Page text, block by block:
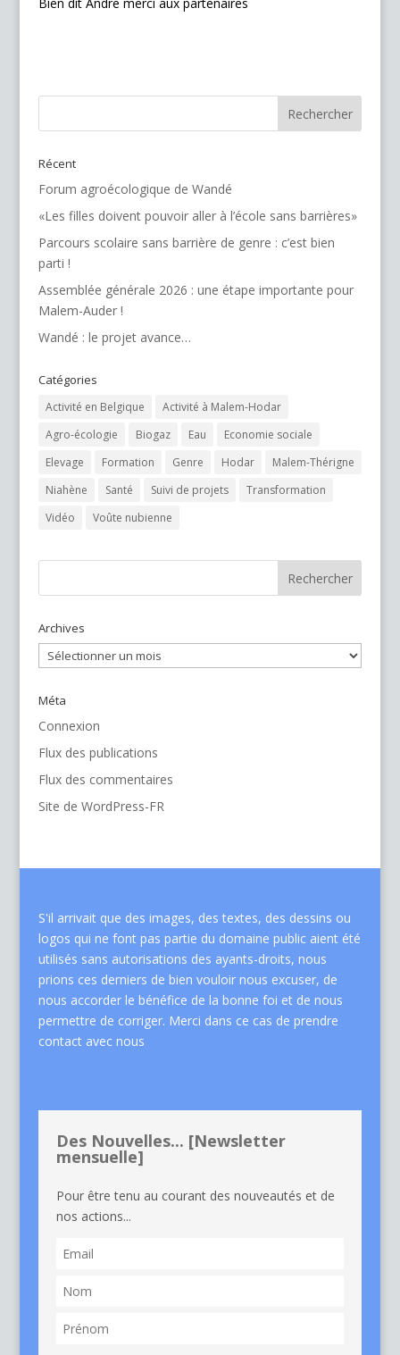
Récent
Forum agroécologique de Wandé
«Les filles doivent pouvoir aller à l’école sans barrières»
Parcours scolaire sans barrière de genre : c’est bien
parti !
Assemblée générale 2026 : une étape importante pour
Malem-Auder !
Wandé : le projet avance…
Catégories
Activité en Belgique
Activité à Malem-Hodar
Agro-écologie
Biogaz Eau
Economie sociale
Elevage
Formation Genre Hodar
Malem-Thérigne
Niahène
Santé Suivi de projets
Transformation
Vidéo
Voûte nubienne
Archives
Archives
Méta
Connexion
Flux des publications
Flux des commentaires
Site de WordPress-FR
S'il arrivait que des images, des textes, des dessins ou
logos qui ne font pas partie du domaine public aient été
utilisés sans autorisations des ayants-droits, nous
prions ces derniers de bien vouloir nous excuser, de
nous accorder le bénéfice de la bonne foi et de nous
permettre de corriger. Merci dans ce cas de prendre
contact avec nous
Des Nouvelles... [Newsletter
mensuelle]
Pour être tenu au courant des nouveautés et de
nos actions...